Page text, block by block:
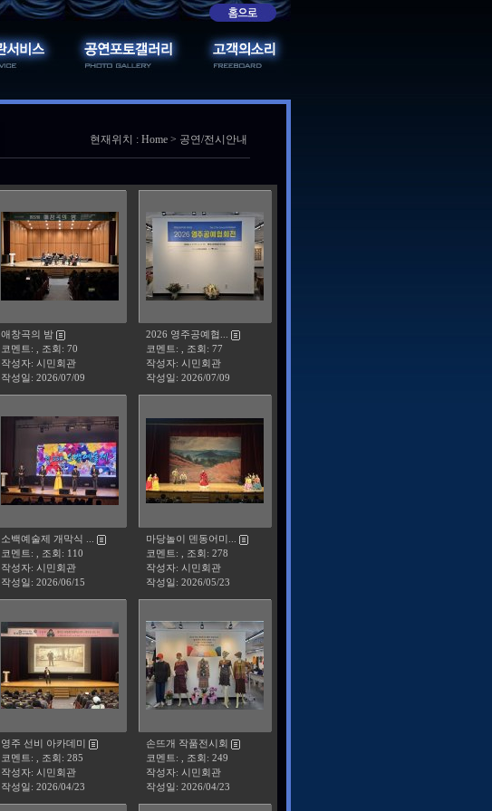
현재위치 : Home > 공연/전시안내
애창곡의 밤
코멘트: , 조회: 70
작성자: 시민회관
작성일: 2026/07/09
2026 영주공예협...
코멘트: , 조회: 77
작성자: 시민회관
작성일: 2026/07/09
소백예술제 개막식 ...
코멘트: , 조회: 110
작성자: 시민회관
작성일: 2026/06/15
마당놀이 덴동어미...
코멘트: , 조회: 278
작성자: 시민회관
작성일: 2026/05/23
영주 선비 아카데미
코멘트: , 조회: 285
작성자: 시민회관
작성일: 2026/04/23
손뜨개 작품전시회
코멘트: , 조회: 249
작성자: 시민회관
작성일: 2026/04/23